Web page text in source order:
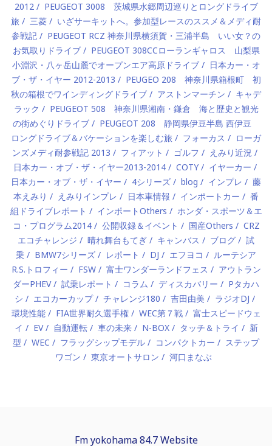
2012
PEUGEOT 3008 茨城県水郷周辺巡りとロングドライブ
旅
三菱
いざサーキットへ。参加型レースのススメ＆メディ耐
参戦記
PEUGEOT RCZ 神奈川県横須賀・三浦半島 いい女？の
お気取りドライブ
PEUGEOT 308CCローランギャロス 山梨県
小淵沢・八ヶ岳山麓でオープンエア高原ドライブ
日本カー・オ
ブ・ザ・イヤー 2012-2013
PEUGEO 208 神奈川県箱根町 初
秋の箱根でワインディングドライブ
アストンマーチン
キャデ
ラック
PEUGEOT 508 神奈川県湘南・鎌倉 海と歴史と観光
の街めぐりドライブ
PEUGEOT 208 静岡県伊豆半島 西伊豆
ロングドライブ＆バケーションを楽しむ旅
フォーカス
ローガ
ンズメディ耐参戦記 2013
フィアット ゴルフ
えみり近況
日本カー・オブ・ザ・イヤー2013-2014
COTY
イヤーカー
日本カー・オブ・ザ・イヤー
4シリーズ blog インプレ
藤
本えみり
えみりインプレ 日本車情報 インポートカー
番
組ドライブレポート
インポートOthers
ホンダ・スポーツ＆エ
コ・プログラム2014
公開収録＆イベント 国産Others
CRZ
エコチャレンジ
晴れ舞台もてぎ キャンバス ブログ
試
乗
BMW7シリーズ レポート DJ エフヨコ
ルーテシア
R.S.トロフィー
FSW 富士ワンダーランドフェス
アウトラン
ダーPHEV
試乗レポート コラム ディスカバリー
Pタカハ
シ
エコカーカップ チャレンジ180 吉田由美
ラジオDJ
環境性能
FIA世界耐久選手権 WEC第７戦
富士スピードウェ
イ
EV 自動運転 車の未来 N-BOX タッチ＆トライ
新
型
WEC フラッグシップモデル コンパクトカー
ステップ
ワゴン
東京オートサロン 河口まなぶ
Fm yokohama 84.7 Website